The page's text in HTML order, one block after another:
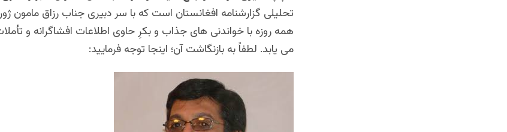
تحلیلی گزارشنامه افغانستان است که با سر دبیری جناب رزاق مامون
همه روزه با خواندنی های جذاب و بکرِ حاوی اطلاعات افشاگرانه و
می یابد. لطفاً به بازنگاشت آن؛ اینجا توجه فرمایید: